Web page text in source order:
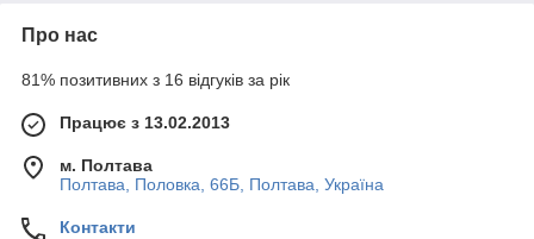
Про нас
81% позитивних з 16 відгуків за рік
Працює з 13.02.2013
м. Полтава
Полтава, Половка, 66Б, Полтава, Україна
Контакти